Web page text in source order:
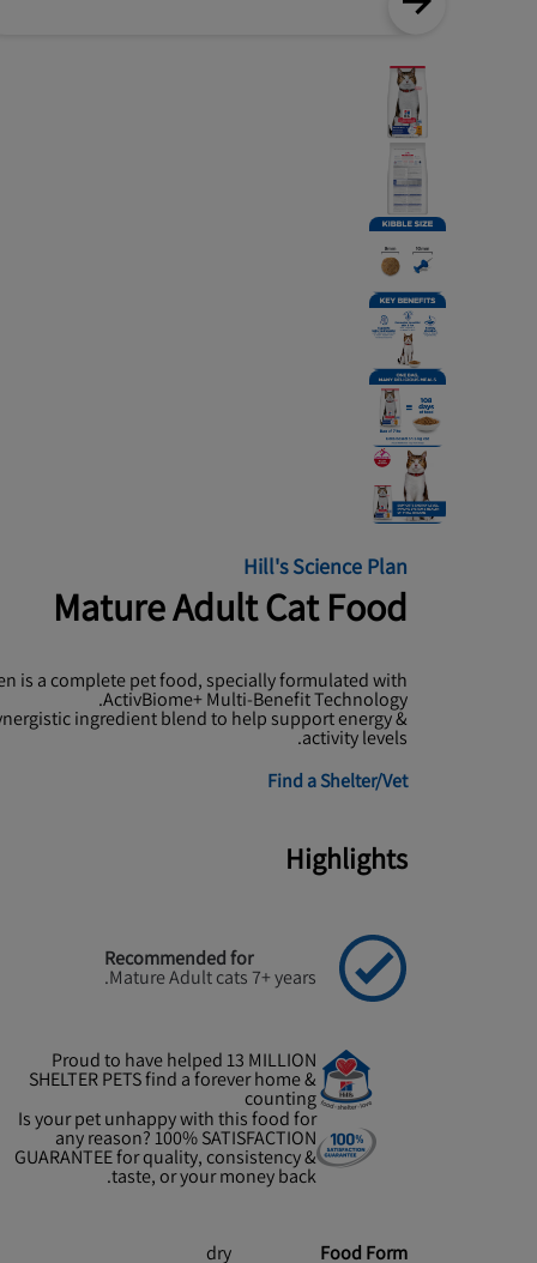
Hill's Science Plan
Mature Adult Cat Food
is a complete pet food, specially formulated with
ActivBiome+ Multi-Benefit Technology.
ingredient blend to help support energy &
activity levels.
Find a Shelter/Vet
Highlights
Recommended for
Mature Adult cats 7+ years.
Proud to have helped 13 MILLION
SHELTER PETS find a forever home &
counting
Is your pet unhappy with this food for
any reason? 100% SATISFACTION
GUARANTEE for quality, consistency &
taste, or your money back.
Food Form
dry